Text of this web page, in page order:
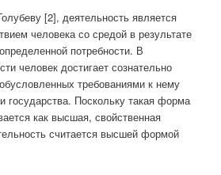
[2], деятельность является
человека со средой в результате
потребности. В
человек достигает сознательно
требованиями к нему
государства. Поскольку такая форма
как высшая, свойственная
считается высшей формой